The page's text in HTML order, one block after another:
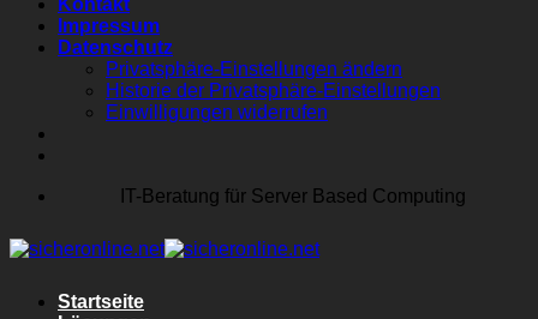
Kontakt
Impressum
Datenschutz
Privatsphäre-Einstellungen ändern
Historie der Privatsphäre-Einstellungen
Einwilligungen widerrufen
IT-Beratung für Server Based Computing
Startseite